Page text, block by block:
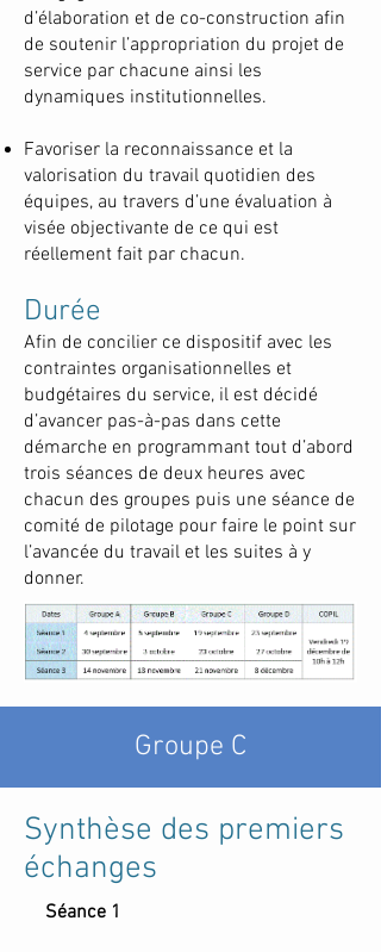
d’élaboration et de co-construction afin
de soutenir l’appropriation du projet de
service par chacune ainsi les
dynamiques institutionnelles.
Favoriser la reconnaissance et la
valorisation du travail quotidien des
équipes, au travers d’une évaluation à
visée objectivante de ce qui est
réellement fait par chacun.
Durée
Afin de concilier ce dispositif avec les
contraintes organisationnelles et
budgétaires du service, il est décidé
d’avancer pas-à-pas dans cette
démarche en programmant tout d’abord
trois séances de deux heures avec
chacun des groupes puis une séance de
comité de pilotage pour faire le point sur
l’avancée du travail et les suites à y
donner.
Groupe C
Synthèse des premiers
échanges
Séance 1